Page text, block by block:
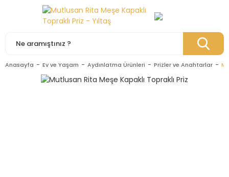
Anasayfa Ev ve Yaşam Aydınlatma Ürünleri Prizler ve Anahtarlar